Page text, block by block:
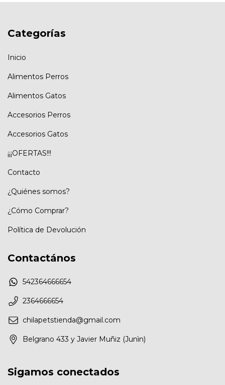
Categorías
Inicio
Alimentos Perros
Alimentos Gatos
Accesorios Perros
Accesorios Gatos
¡¡¡OFERTAS!!!
Contacto
¿Quiénes somos?
¿Cómo Comprar?
Política de Devolución
Contactános
542364666654
2364666654
chilapetstienda@gmail.com
Belgrano 433 y Javier Muñiz (Junìn)
Sigamos conectados